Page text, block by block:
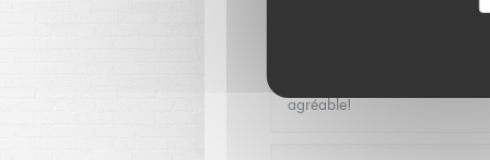
agréable!